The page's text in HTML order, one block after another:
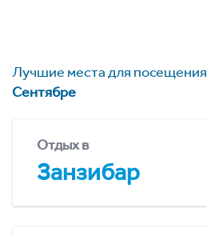
Лучшие места для
Сентябре
Отдых в
Занзибар